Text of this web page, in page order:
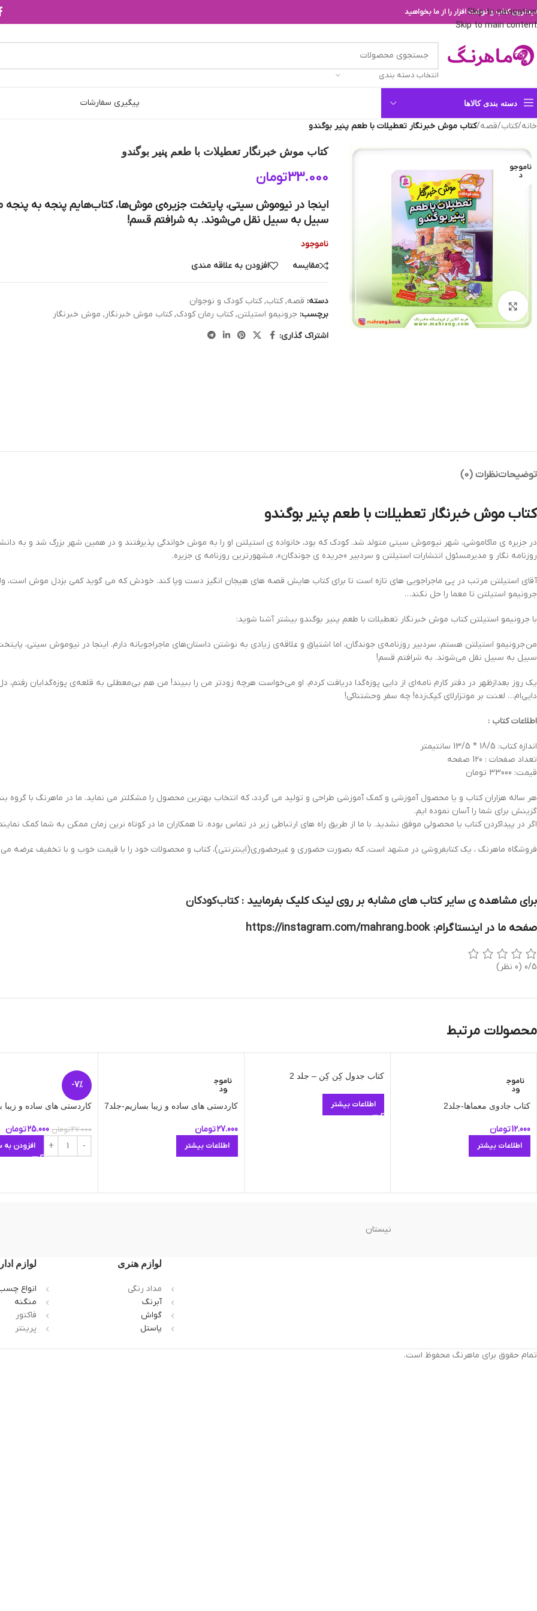
Skip to navigation
Skip to main content
کتاب و نوشت افزار را از ما بخواهید
انتخاب دسته بندی
دسته بندی کالاها پیگیری سفارشات
خانه/کتاب/قصه/کتاب موش خبرنگار تعطیلات با طعم پنیر بوگندو
ناموجو
د
بزرگنمایی تصویر
کتاب موش خبرنگار تعطیلات با طعم پنیر بوگندو
33.000تومان
اینجا در نیوموش سیتی، پایتخت جزیره‌ی موش‌ها، کتاب‌هایم پنجه به پنجه
سبیل به سبیل نقل می‌شوند. به شرافتم قسم!
ناموجود
مقایسه
افزودن به علاقه مندی
دسته: قصه, کتاب, کتاب کودک و نوجوان
برچسب: جرونیمو استیلتن, کتاب رمان کودک, کتاب موش خبرنگار, موش خبرنگار
اشتراک گذاری:
توضیحاتنظرات (0)
کتاب موش خبرنگار تعطیلات با طعم پنیر بوگندو
در جزیره ی ماکاموشی، شهر نیوموش سیتی متولد شد. کودک که بود، خانواده ی استیلتن او را به موش خواندگی پذیرفتند و در همین شهر بزرگ شد و به
روزنامه نگار و مدیرمسئول انتشارات استیلتن و سردبیر «جریده ی جوندگان»، مشهورترین روزنامه ی جزیره.
آقای استیلتن مرتب در پی ماجراجویی های تازه است تا برای کتاب هایش قصه های هیجان انگیز دست وپا کند. خودش که می گوید کمی بزدل موش است،
جرونیمو استیلتن تا معما را حل نکند…
با جرونیمو استیلتن کتاب موش خبرنگار تعطیلات با طعم پنیر بوگندو بیشتر آشنا شوید:
من جرونیمو استیلتن هستم، سردبیر روزنامه‌ی جوندگان، اما اشتیاق و علاقه‌ی زیادی به نوشتن داستان‌های ماجراجویانه دارم. اینجا در نیوموش سیتی،
سبیل به سبیل نقل می‌شوند. به شرافتم قسم!
یک روز بعدازظهر در دفتر کارم نامه‌ای از دایی پوزه‌گدا دریافت کردم. او می‌خواست هرچه زودتر من را ببیند! من هم بی‌معطلی به قلعه‌ی پوزه‌گدایان
دایی‌ام… لعنت بر موتزارلای کپک‌زده! چه سفر وحشتناکی!
اطلاعات کتاب :
اندازه کتاب: 18/5 * 13/5 سانتیمتر
تعداد صفحات : 120 صفحه
قیمت: 33000 تومان
هر ساله هزاران کتاب و یا محصول آموزشی و کمک آموزشی طراحی و تولید می گردد، که انتخاب بهترین محصول را مشکلتر می نماید. ما در ماهرنگ با گروه
گزینش برای شما را آسان نموده ایم.
اگر در پیداکردن کتاب یا محصولی موفق نشدید. با ما از طریق راه های ارتباطی زیر در تماس بوده. تا همکاران ما در کوتاه نرین زمان ممکن به شما کمک
فروشگاه ماهرنگ ، یک کتابفروشی در مشهد است، که بصورت حضوری و غیرحضوری(اینترنتی)، کتاب و محصولات خود را با قیمت خوب و با تخفیف عرضه می
برای مشاهده ی سایر کتاب های مشابه بر روی لینک کلیک بفرمایید :کتاب کودکان
صفحه ما در اینستاگرام:https://instagram.com/mahrang.book
0/5 (0 نظر)
محصولات مرتبط
ناموج
ود
کتاب جادوی معماها-جلد2
12.000تومان
اطلاعات بیشتر
کتاب جدول کِن کِن – جلد 2
اطلاعات بیشتر
ناموج
ود
کاردستی های ساده و زیبا بسازیم-جلد7
27.000تومان
اطلاعات بیشتر
-7%
کاردستی های ساده و زیبا
27.000تومان 25.000تومان
افزودن به
نیستان
لوازم هنری
مداد رنگی
آبرنگ
گواش
پاستل
لوازم
انواع
منگنه
فاکتور
پرینتر
تمام حقوق برای ماهرنگ محفوظ است.